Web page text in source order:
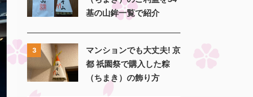
基の山鉾一覧で紹介
3
マンションでも大丈夫! 京
都 祇園祭で購入した粽
（ちまき）の飾り方